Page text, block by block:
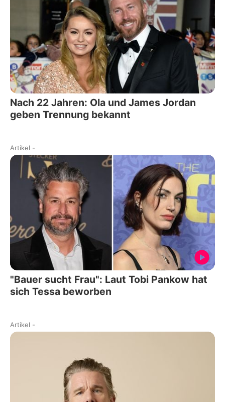
Nach 22 Jahren: Ola und James Jordan
geben Trennung bekannt
Artikel -
"Bauer sucht Frau": Laut Tobi Pankow hat
sich Tessa beworben
Artikel -